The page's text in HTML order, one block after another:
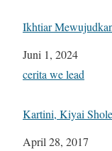
Ikhtiar
Tanggal
Juni 1, 2024
Sehubungan dengan
cerita we lead
Kartini, Kiyai
Tanggal
April 28, 2017